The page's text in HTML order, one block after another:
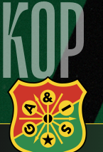
KÖP